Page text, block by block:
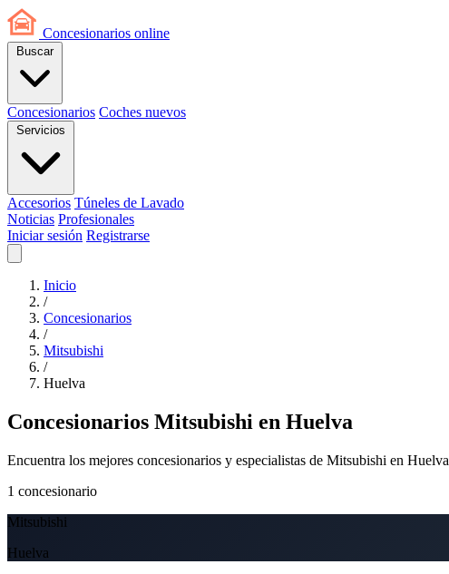
Concesionarios online
Buscar
Concesionarios Coches nuevos
Servicios
Accesorios Túneles de Lavado
Noticias Profesionales
Iniciar sesión Registrarse
Inicio
/
Concesionarios
/
Mitsubishi
/
Huelva
Concesionarios Mitsubishi en Huelva
Encuentra los mejores concesionarios y especialistas de Mitsubishi en Huelva
1 concesionario
Mitsubishi
Huelva